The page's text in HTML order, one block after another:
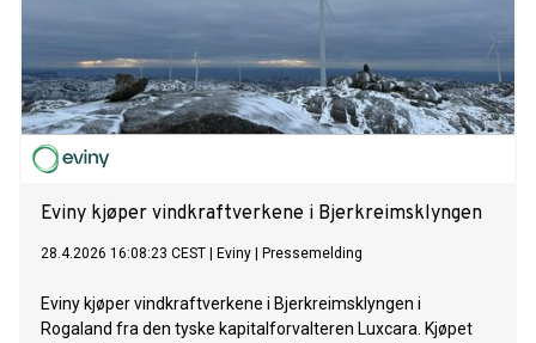
Eviny kjøper vindkraftverkene i Bjerkreimsklyngen
28.4.2026 16:08:23 CEST Eviny Pressemelding
Eviny kjøper vindkraftverkene i Bjerkreimsklyngen i
Rogaland fra den tyske kapitalforvalteren Luxcara. Kjøpet